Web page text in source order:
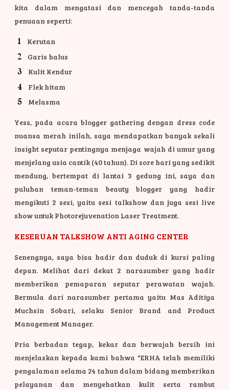
kita dalam mengatasi dan mencegah tanda-tanda
penuaan seperti:
Kerutan
Garis halus
Kulit Kendur
Flek hitam
Melasma
Yess, pada acara blogger gathering dengan dress code
nuansa merah inilah, saya mendapatkan banyak sekali
insight seputar pentingnya menjaga wajah di umur yang
menjelang usia cantik (40 tahun). Di sore hari yang sedikit
mendung, bertempat di lantai 3 gedung ini, saya dan
puluhan teman-teman beauty blogger yang hadir
mengikuti 2 sesi, yaitu sesi talkshow dan juga sesi live
show untuk Photorejuvenation Laser Treatment.
KESERUAN TALKSHOW ANTI AGING CENTER
Senengnya, saya bisa hadir dan duduk di kursi paling
depan. Melihat dari dekat 2 narasumber yang hadir
memberikan pemaparan seputar perawatan wajah.
Bermula dari narasumber pertama yaitu Mas Aditiya
Muchsin Sobari, selaku Senior Brand and Product
Management Manager.
Pria berbadan tegap, kekar dan berwajah bersih ini
menjelaskan kepada kami bahwa "ERHA telah memiliki
pengalaman selama 24 tahun dalam bidang memberikan
pelayanan dan menyehatkan kulit serta rambut